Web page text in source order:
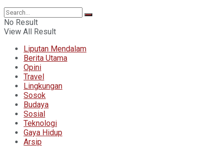
No Result
View All Result
Liputan Mendalam
Berita Utama
Opini
Travel
Lingkungan
Sosok
Budaya
Sosial
Teknologi
Gaya Hidup
Arsip